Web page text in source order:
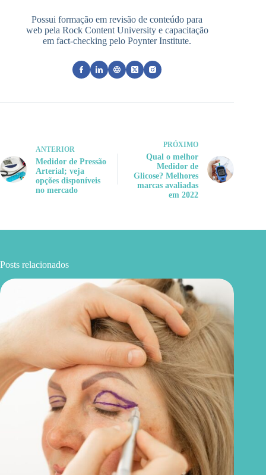
Possui formação em revisão de conteúdo para
web pela Rock Content University e capacitação
em fact-checking pelo Poynter Institute.
ANTERIOR
Medidor de Pressão
Arterial; veja
opções disponíveis
no mercado
PRÓXIMO
Qual o melhor
Medidor de
Glicose? Melhores
marcas avaliadas
em 2022
Posts relacionados